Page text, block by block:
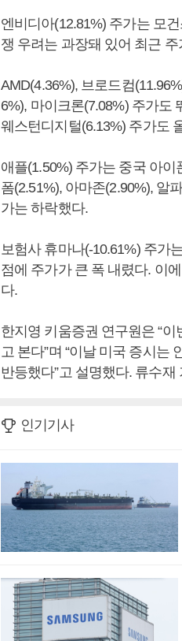
엔비디아(12.81%) 주가는 모
쟁 우려는 과장돼 있어 최근
AMD(4.36%), 브로드컴
6%), 마이크론(7.08%) 주가도
웨스턴디지털(6.13%) 주가도
애플(1.50%) 주가는 중국 아
폼(2.51%), 아마존(2.90%), 알
가는 하락했다.
보험사 휴마나(-10.61%) 주가
점에 주가가 큰 폭 내렸다. 이
다.
한지영 키움증권 연구원은 “
고 본다”며 “이날 미국 증시는
반등했다”고 설명했다. 류수재
인기기사